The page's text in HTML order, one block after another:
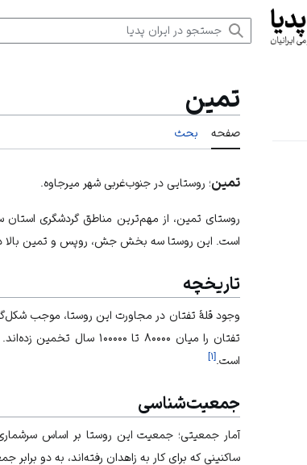
تمین
صفحه بحث
تمین؛ روستایی در جنوب‌غربی شهر میرجاوه.
روستای تمین، از مهم‌ترین مناطق گردشگری استان
است. این روستا سه بخش جش، روپس و تمین بالا دارد که با
تاریخچه
وجود قلهٔ تفتان در مجاورت این روستا، موجب
تفتان را میان ۸۰۰۰۰ تا
است.[۱]
جمعیت‌شناسی
آمار جمعیتی؛ جمعیت این روستا بر اساس سرشماری عمومی سال
ساکنینی که برای کار به زاهدان رفته‌اند، به دو